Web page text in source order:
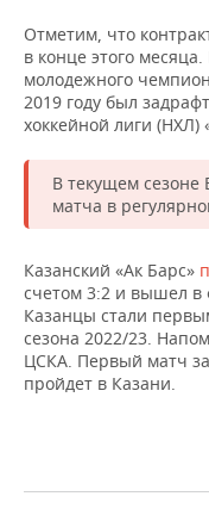
ИНВЕСТИЦИИ
НЕФТЕХИМИЯ
НЕФТЬ
ЭНЕРГЕТИКА
НОВОСТИ БИЗНЕСА
РОЗНИЧНАЯ
УСЛУГИ
ТЕХНОЛОГИИ
НОВОСТИ
МЕДИА
МЕРОПРИЯТИЯ
ВЫЕЗДНАЯ
БИЗНЕС-БРАНЧИ
ONLINE-
ОТКРЫТАЯ
НОВОСТИ СПОРТА
ФУТБОЛ
ХОККЕЙ
БАСКЕТБОЛ
ОБЩЕСТВО
НОВОСТИ
ВЛАСТЬ
ИНФРАСТРУКТУРА
ФОТОГАЛЕРЕЯ
СЮЖЕТЫ
СПРАВОЧНИК
Отметим, что
в конце этого
молодежного
2019 году был
хоккейной лиги (НХЛ)
В текущем сезоне
матча в
Казанский «Ак Барс»
счетом 3:2 и вышел в
Казанцы стали
сезона 2022/23.
ЦСКА. Первый матч
пройдет в Казани.